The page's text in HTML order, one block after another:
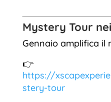
Mystery Tour
Gennaio amplifica il
👉
https://
stery-tour